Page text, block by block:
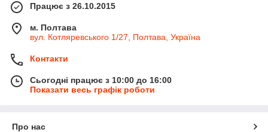
Працює з 26.10.2015
м. Полтава
вул. Котляревського 1/27, Полтава, Україна
Контакти
Сьогодні працює з 10:00 до 16:00
Показати весь графік роботи
Про нас